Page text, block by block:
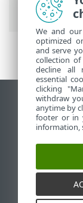
Začínáme
Zobrazit
End of Life
ESET
ESET Forum
ESET
Regionální
We and
optimized
and serve
collection
decline all
essential
clicking
withdraw
anytime by
footer or in
information,